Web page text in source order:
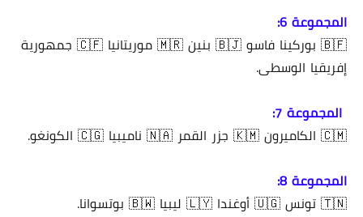
المجموعة 6:
🇧🇫 بوركينا فاسو 🇧🇯 بنين 🇲🇷 موريتانيا 🇨🇫 جمهورية
إفريقيا الوسطى.
المجموعة 7:
🇨🇲 الكاميرون 🇰🇲 جزر القمر 🇳🇦 ناميبيا 🇨🇬 الكونغو.
المجموعة 8:
🇹🇳 تونس 🇺🇬 أوغندا 🇱🇾 ليبيا 🇧🇼 بوتسوانا.